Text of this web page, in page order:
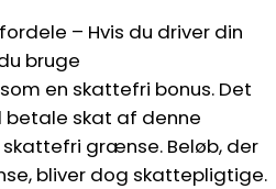
– Hvis du driver din
bruge
en skattefri bonus. Det
betale skat af denne
grænse. Beløb, der
bliver dog skattepligtige.